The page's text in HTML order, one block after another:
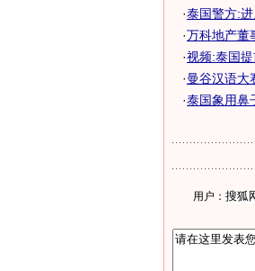
·泰国警方:进
·万科地产董
·视频:泰国
·曼谷汉语大
·泰国象用鼻
用户：